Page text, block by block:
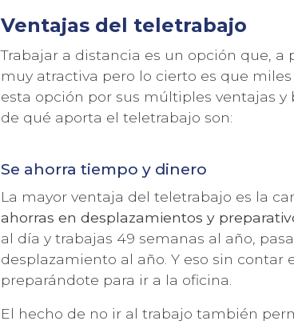
Ventajas del teletrabajo
Trabajar a distancia es un opción que, a
muy atractiva pero lo cierto es que
esta opción por sus múltiples ventajas
de qué aporta el teletrabajo son:
Se ahorra tiempo y dinero
La mayor ventaja del teletrabajo es la
ahorras en desplazamientos y
al día y trabajas 49 semanas al año,
desplazamiento al año. Y eso sin contar
preparándote para ir a la oficina.
El hecho de no ir al trabajo también
RECIBE LAS